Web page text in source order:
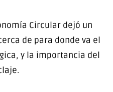
Circular dejó un
de para donde va el
y la importancia del